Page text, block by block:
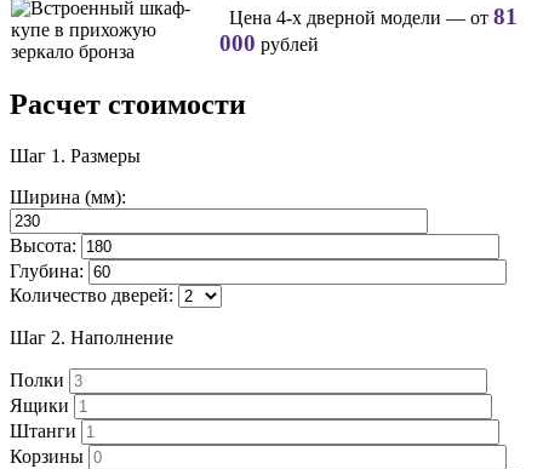
Цена 4-х дверной модели — от 81
000 рублей
Расчет стоимости
Шаг 1. Размеры
Ширина (мм):
Высота:
Глубина:
Количество дверей:
Шаг 2. Наполнение
Полки
Ящики
Штанги
Корзины